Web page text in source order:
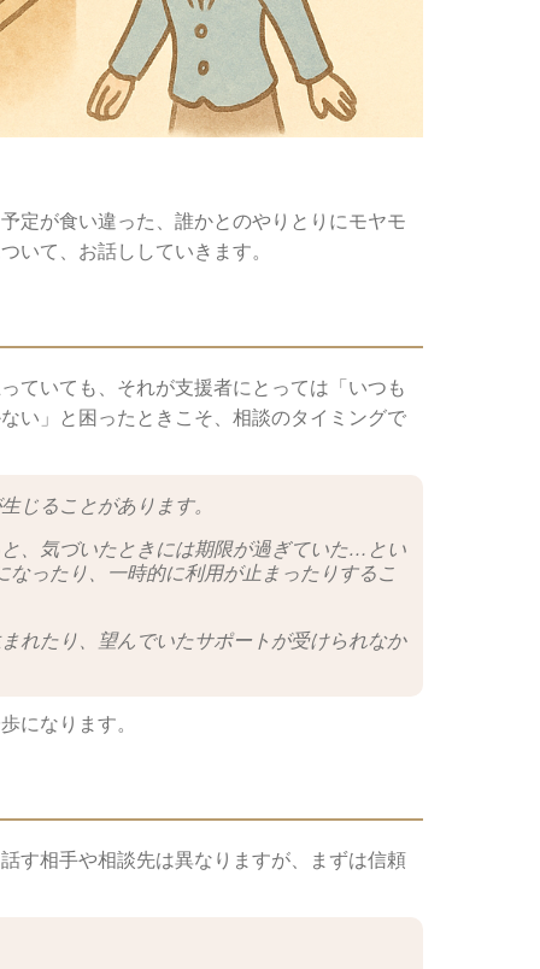
定が食い違った、誰かとのやりとりにモヤモ
いて、お話ししていきます。
ていても、それが支援者にとっては「いつも
い」と困ったときこそ、相談のタイミングで
じることがあります。
、気づいたときには期限が過ぎていた…とい
ったり、一時的に利用が止まったりするこ
れたり、望んでいたサポートが受けられなか
になります。
す相手や相談先は異なりますが、まずは信頼